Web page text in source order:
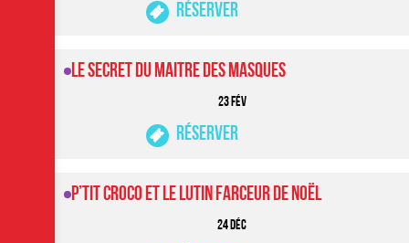
Réserver
23 FéV
LE SECRET DU MAITRE DES MASQUES
Réserver
24 DéC
P’tit Croco et Le Lutin Farceur de Noël